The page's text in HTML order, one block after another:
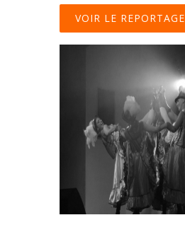
VOIR LE REPORTAGE